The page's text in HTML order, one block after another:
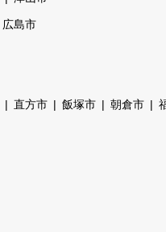
広島市
直方市 飯塚市 朝倉市